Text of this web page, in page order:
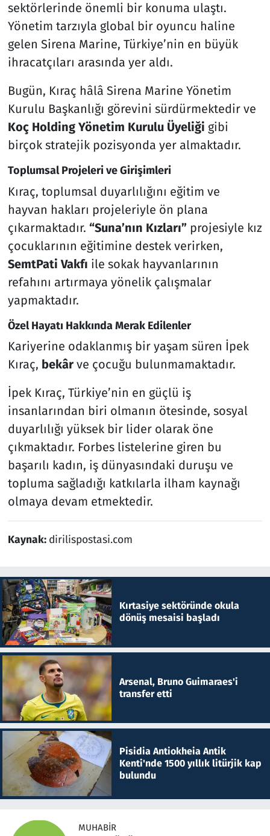
sektörlerinde önemli bir konuma ulaştı.
Yönetim tarzıyla global bir oyuncu haline
gelen Sirena Marine, Türkiye’nin en büyük
ihracatçıları arasında yer aldı.
Bugün, Kıraç hâlâ Sirena Marine Yönetim
Kurulu Başkanlığı görevini sürdürmektedir ve
Koç Holding Yönetim Kurulu Üyeliği gibi
birçok stratejik pozisyonda yer almaktadır.
Toplumsal Projeleri ve Girişimleri
Kıraç, toplumsal duyarlılığını eğitim ve
hayvan hakları projeleriyle ön plana
çıkarmaktadır. “Suna’nın Kızları”projesiyle kız
çocuklarının eğitimine destek verirken,
SemtPati Vakfı ile sokak hayvanlarının
refahını artırmaya yönelik çalışmalar
yapmaktadır.
Özel Hayatı Hakkında Merak Edilenler
Kariyerine odaklanmış bir yaşam süren İpek
Kıraç, bekârve çocuğu bulunmamaktadır.
İpek Kıraç, Türkiye’nin en güçlü iş
insanlarından biri olmanın ötesinde, sosyal
duyarlılığı yüksek bir lider olarak öne
çıkmaktadır. Forbes listelerine giren bu
başarılı kadın, iş dünyasındaki duruşu ve
topluma sağladığı katkılarla ilham kaynağı
olmaya devam etmektedir.
Kaynak: dirilispostasi.com
Kırtasiye sektöründe okula
dönüş mesaisi başladı
Arsenal, Bruno Guimaraes'i
transfer etti
Pisidia Antiokheia Antik
Kenti'nde 1500 yıllık litürjik kap
bulundu
MUHABIR